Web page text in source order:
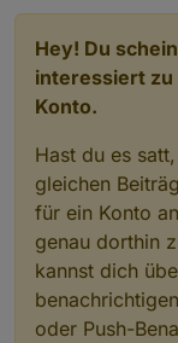
Hey! Du
interessiert zu
Konto.
Hast du es
gleichen
für ein Konto
genau dorthin
kannst dich
oder Push-